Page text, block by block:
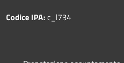
Codice IPA:c_l734